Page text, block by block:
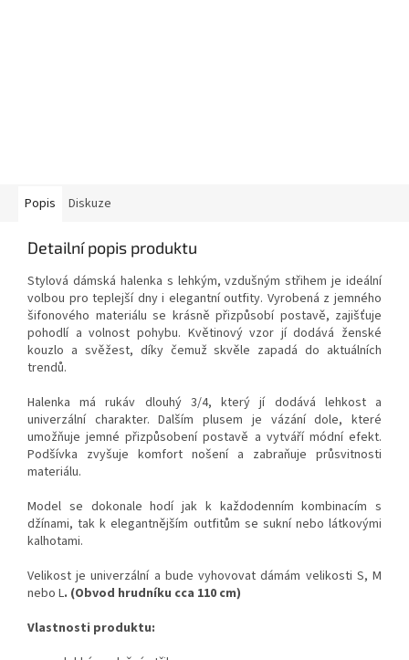
Popis Diskuze
Detailní popis produktu
Stylová dámská halenka s lehkým, vzdušným střihem je ideální
volbou pro teplejší dny i elegantní outfity. Vyrobená z jemného
šifonového materiálu se krásně přizpůsobí postavě, zajišťuje
pohodlí a volnost pohybu. Květinový vzor jí dodává ženské
kouzlo a svěžest, díky čemuž skvěle zapadá do aktuálních
trendů.
Halenka má rukáv dlouhý 3/4, který jí dodává lehkost a
univerzální charakter. Dalším plusem je vázání dole, které
umožňuje jemné přizpůsobení postavě a vytváří módní efekt.
Podšívka zvyšuje komfort nošení a zabraňuje průsvitnosti
materiálu.
Model se dokonale hodí jak k každodenním kombinacím s
džínami, tak k elegantnějším outfitům se sukní nebo látkovými
kalhotami.
Velikost je univerzální a bude vyhovovat dámám velikosti S, M
nebo L. (Obvod hrudníku cca 110 cm)
Vlastnosti produktu: